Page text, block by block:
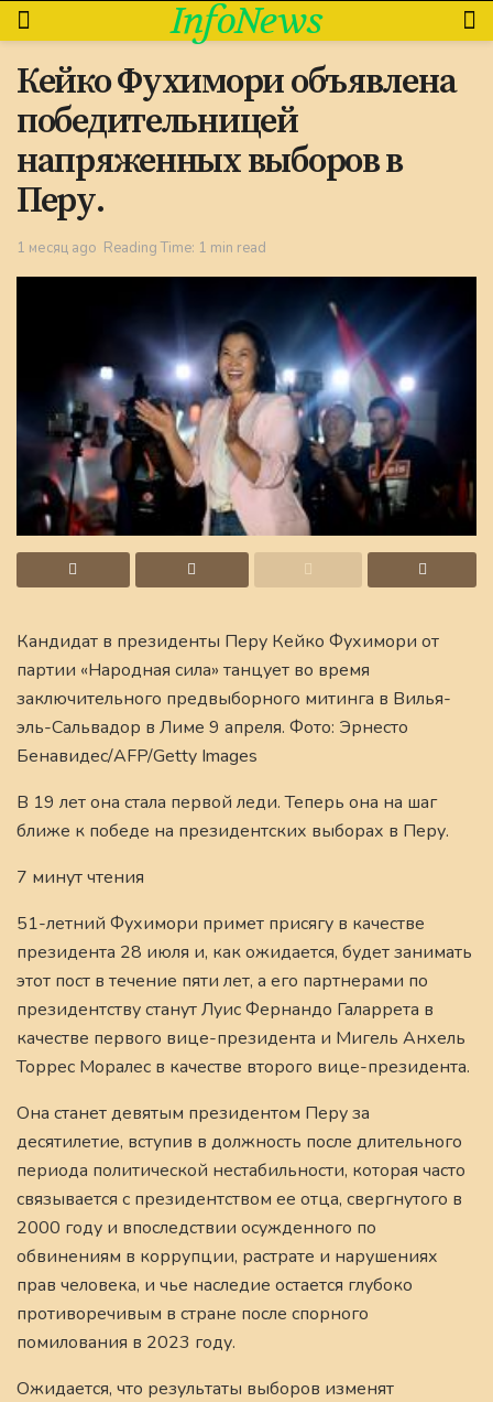
InfoNews
Кейко Фухимори объявлена
победительницей
напряженных выборов в
Перу.
1 месяц ago Reading Time: 1 min read
Кандидат в президенты Перу Кейко Фухимори от
партии «Народная сила» танцует во время
заключительного предвыборного митинга в Вилья-
эль-Сальвадор в Лиме 9 апреля. Фото: Эрнесто
Бенавидес/AFP/Getty Images
В 19 лет она стала первой леди. Теперь она на шаг
ближе к победе на президентских выборах в Перу.
7 минут чтения
51-летний Фухимори примет присягу в качестве
президента 28 июля и, как ожидается, будет занимать
этот пост в течение пяти лет, а его партнерами по
президентству станут Луис Фернандо Галаррета в
качестве первого вице-президента и Мигель Анхель
Торрес Моралес в качестве второго вице-президента.
Она станет девятым президентом Перу за
десятилетие, вступив в должность после длительного
периода политической нестабильности, которая часто
связывается с президентством ее отца, свергнутого в
2000 году и впоследствии осужденного по
обвинениям в коррупции, растрате и нарушениях
прав человека, и чье наследие остается глубоко
противоречивым в стране после спорного
помилования в 2023 году.
Ожидается, что результаты выборов изменят